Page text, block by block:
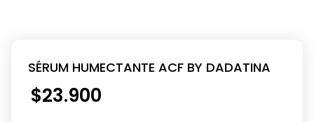
SÉRUM HUMECTANTE ACF BY DADATINA
$23.900